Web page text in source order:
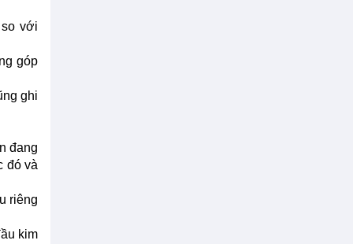
với
góp
ghi
đang
đó và
riêng
kim